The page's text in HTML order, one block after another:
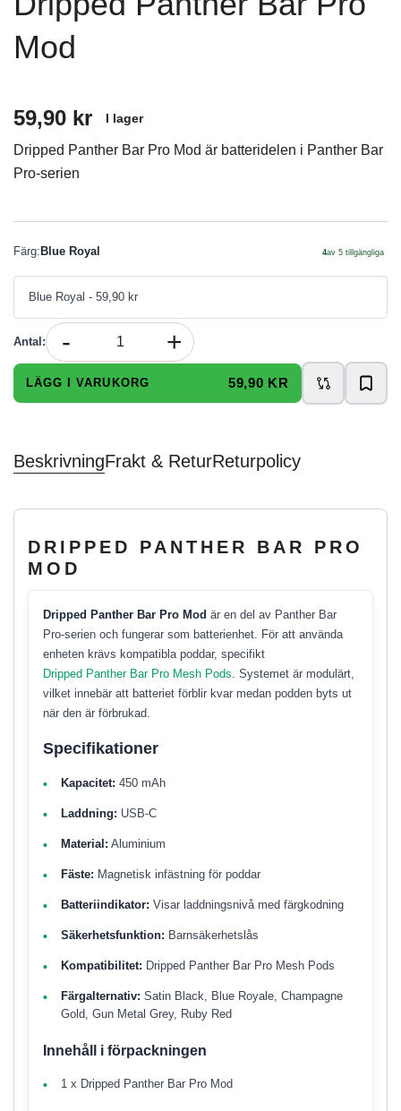
Mod
59,90 kr I lager
Dripped Panther Bar Pro Mod är batteridelen i Panther Bar
Pro-serien
Färg: Blue Royal 4av 5 tillgängliga
Blue Royal - 59,90 kr
Antal : - +
LÄGG I VARUKORG 59,90 KR
BeskrivningFrakt & ReturReturpolicy
DRIPPED PANTHER BAR PRO
MOD
Dripped Panther Bar Pro Mod är en del av Panther Bar
Pro-serien och fungerar som batterienhet. För att använda
enheten krävs kompatibla poddar, specifikt
Dripped Panther Bar Pro Mesh Pods . Systemet är modulärt,
vilket innebär att batteriet förblir kvar medan podden byts ut
när den är förbrukad.
Specifikationer
Kapacitet: 450 mAh
Laddning: USB-C
Material: Aluminium
Fäste: Magnetisk infästning för poddar
Batteriindikator: Visar laddningsnivå med färgkodning
Säkerhetsfunktion: Barnsäkerhetslås
Kompatibilitet: Dripped Panther Bar Pro Mesh Pods
Färgalternativ: Satin Black, Blue Royale, Champagne
Gold, Gun Metal Grey, Ruby Red
Innehåll i förpackningen
1 x Dripped Panther Bar Pro Mod